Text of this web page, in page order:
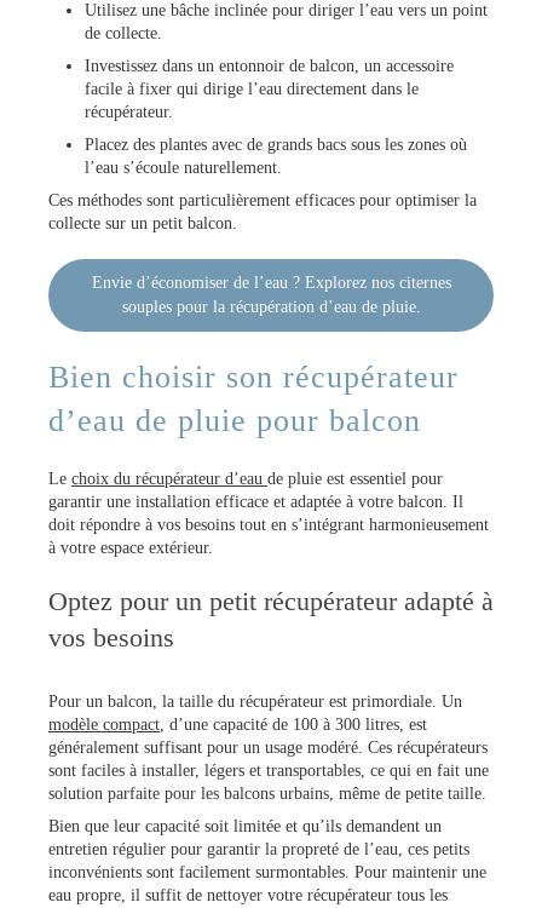
Utilisez une bâche inclinée pour diriger l’eau vers un point
de collecte.
Investissez dans un entonnoir de balcon, un accessoire
facile à fixer qui dirige l’eau directement dans le
récupérateur.
Placez des plantes avec de grands bacs sous les zones où
l’eau s’écoule naturellement.
Ces méthodes sont particulièrement efficaces pour optimiser la
collecte sur un petit balcon.
Envie d’économiser de l’eau ? Explorez nos citernes
souples pour la récupération d’eau de pluie.
Bien choisir son récupérateur
d’eau de pluie pour balcon
Le choix du récupérateur d’eau de pluie est essentiel pour
garantir une installation efficace et adaptée à votre balcon. Il
doit répondre à vos besoins tout en s’intégrant harmonieusement
à votre espace extérieur.
Optez pour un petit récupérateur adapté à
vos besoins
Pour un balcon, la taille du récupérateur est primordiale. Un
modèle compact, d’une capacité de 100 à 300 litres, est
généralement suffisant pour un usage modéré. Ces récupérateurs
sont faciles à installer, légers et transportables, ce qui en fait une
solution parfaite pour les balcons urbains, même de petite taille.
Bien que leur capacité soit limitée et qu’ils demandent un
entretien régulier pour garantir la propreté de l’eau, ces petits
inconvénients sont facilement surmontables. Pour maintenir une
eau propre, il suffit de nettoyer votre récupérateur tous les